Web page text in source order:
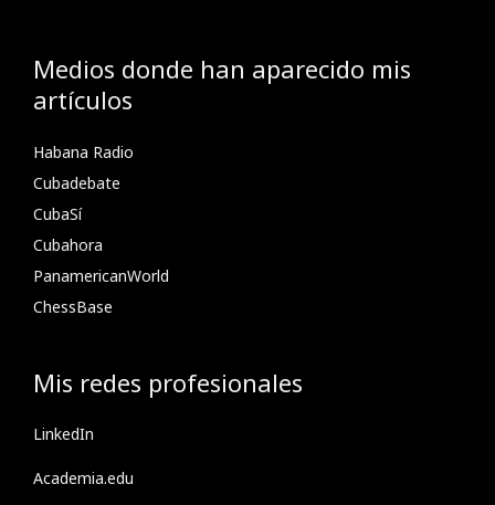
Medios donde han aparecido mis
artículos
Habana Radio
Cubadebate
CubaSí
Cubahora
PanamericanWorld
ChessBase
Mis redes profesionales
LinkedIn
Academia.edu